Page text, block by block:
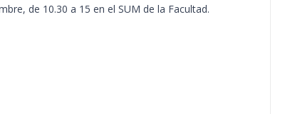
de 10.30 a 15 en el SUM de la Facultad.